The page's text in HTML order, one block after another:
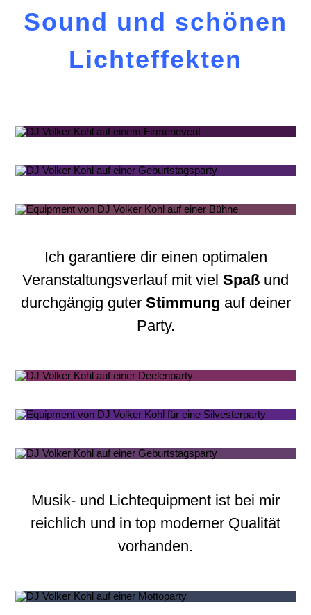
Sound und schönen
Lichteffekten
Ich garantiere dir einen optimalen
Veranstaltungsverlauf mit viel Spaß und
durchgängig guter Stimmung auf deiner
Party.
Musik- und Lichtequipment ist bei mir
reichlich und in top moderner Qualität
vorhanden.